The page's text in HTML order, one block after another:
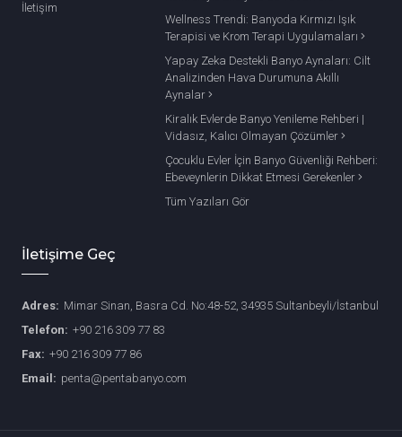
İletişim
Wellness Trendi: Banyoda Kırmızı Işık
Terapisi ve Krom Terapi Uygulamaları
Yapay Zeka Destekli Banyo Aynaları: Cilt
Analizinden Hava Durumuna Akıllı
Aynalar
Kiralık Evlerde Banyo Yenileme Rehberi |
Vidasız, Kalıcı Olmayan Çözümler
Çocuklu Evler İçin Banyo Güvenliği Rehberi:
Ebeveynlerin Dikkat Etmesi Gerekenler
Tüm Yazıları Gör
İletişime Geç
Adres: Mimar Sinan, Basra Cd. No:48-52, 34935 Sultanbeyli/İstanbul
Telefon: +90 216 309 77 83
Fax: +90 216 309 77 86
Email: penta@pentabanyo.com